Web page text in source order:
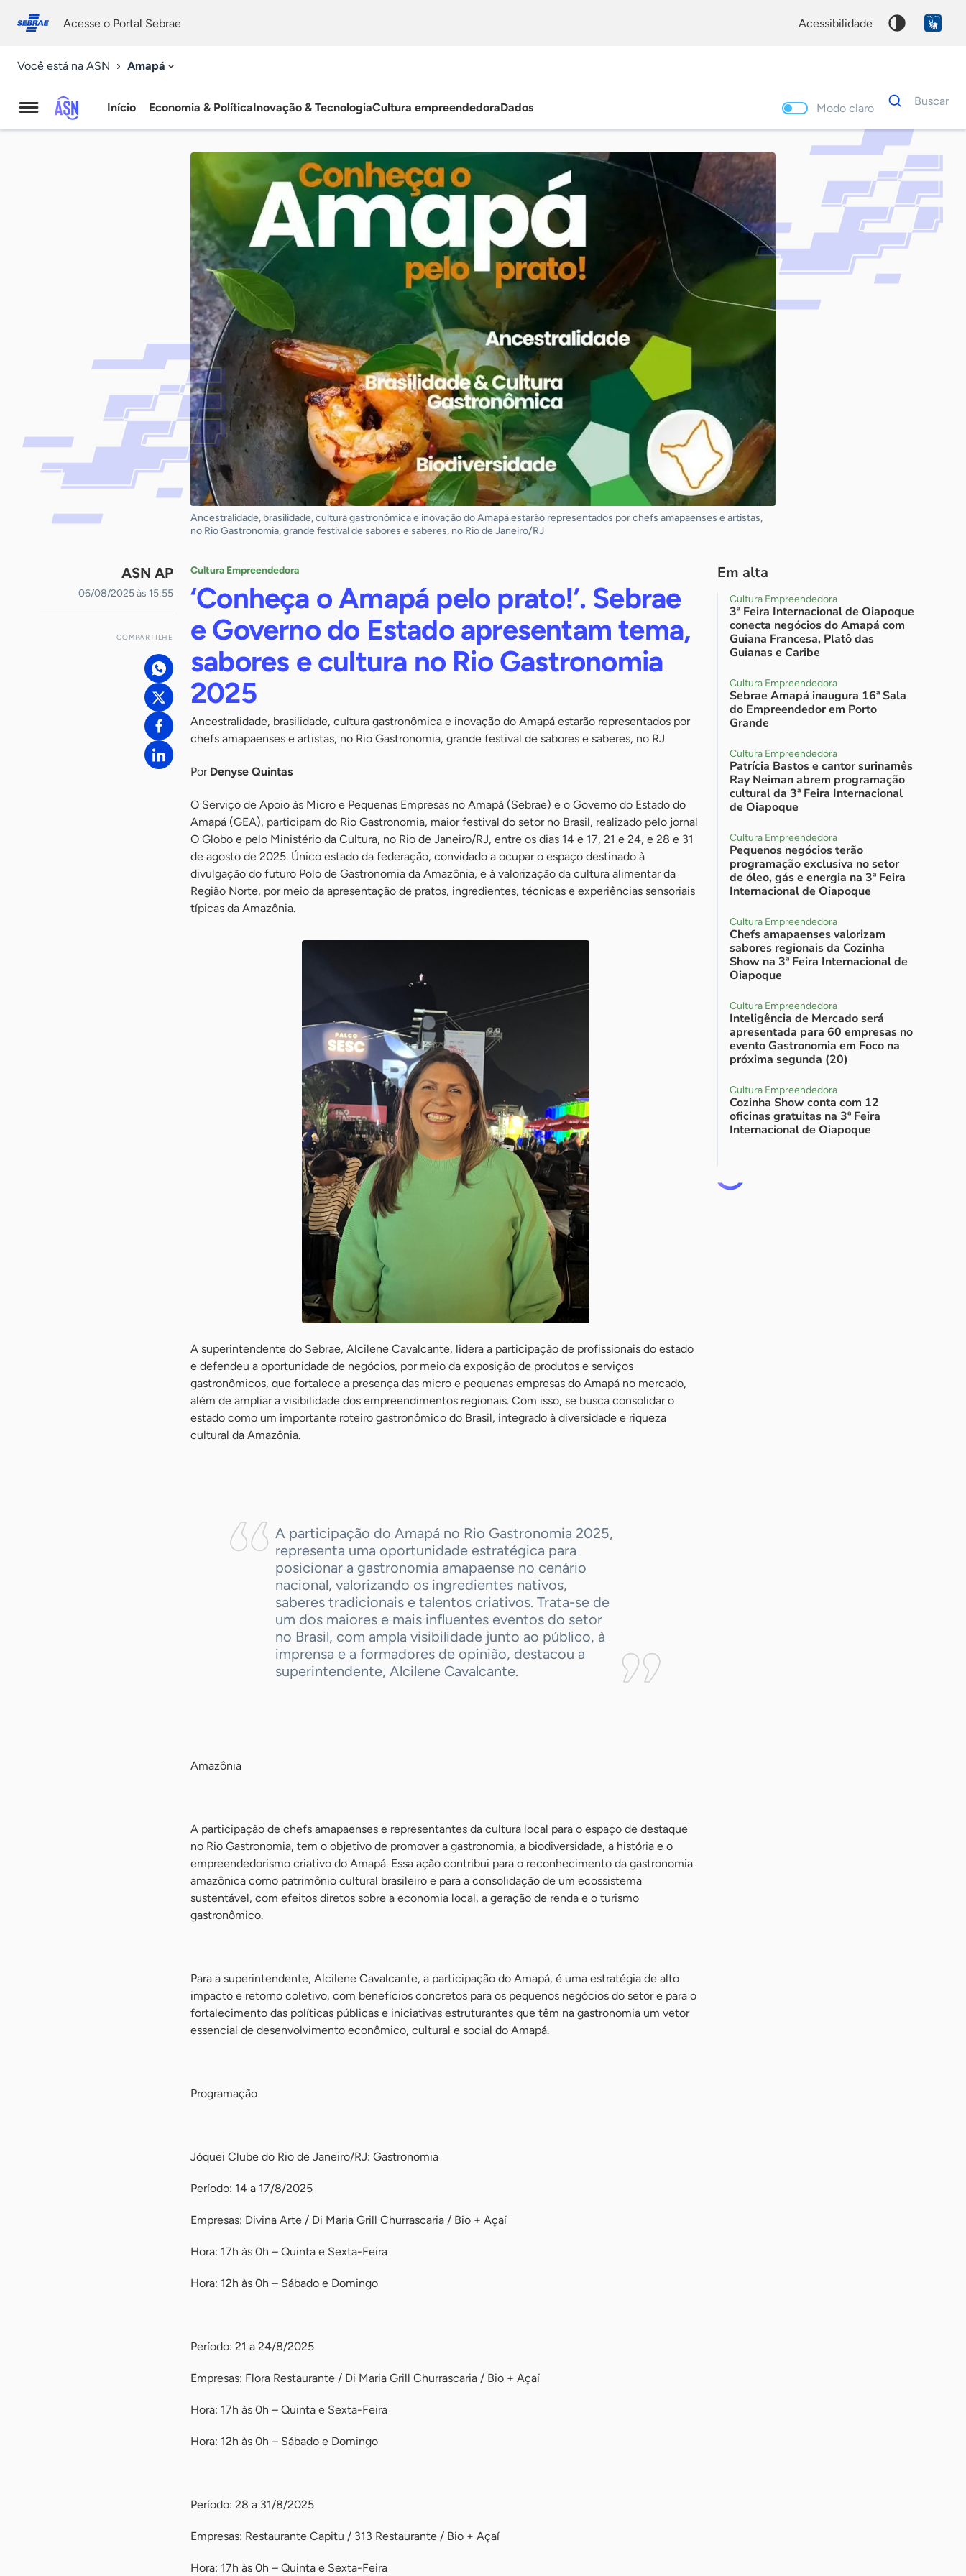
conosco
Acesse o Portal Sebrae acessibilidade
Você está na ASN Amapá
Agência
Início Economia & PolíticaInovação & TecnologiaCultura empreendedoraDados Modo claro
Dados
para
Buscar
Palavra
chave
Ancestralidade, brasilidade, cultura gastronômica e inovação do Amapá estarão representados por chefs amapaenses e artistas,
no Rio Gastronomia, grande festival de sabores e saberes, no Rio de Janeiro/RJ
ASN AP
06/08/2025 às 15:55
COMPARTILHE
Cultura Empreendedora
‘Conheça o Amapá pelo prato!’. Sebrae
e Governo do Estado apresentam tema,
sabores e cultura no Rio Gastronomia
2025
Ancestralidade, brasilidade, cultura gastronômica e inovação do Amapá estarão representados por
chefs amapaenses e artistas, no Rio Gastronomia, grande festival de sabores e saberes, no RJ
Por Denyse Quintas
O Serviço de Apoio às Micro e Pequenas Empresas no Amapá (Sebrae) e o Governo do Estado do
Amapá (GEA), participam do Rio Gastronomia, maior festival do setor no Brasil, realizado pelo jornal
O Globo e pelo Ministério da Cultura, no Rio de Janeiro/RJ, entre os dias 14 e 17, 21 e 24, e 28 e 31
de agosto de 2025. Único estado da federação, convidado a ocupar o espaço destinado à
divulgação do futuro Polo de Gastronomia da Amazônia, e à valorização da cultura alimentar da
Região Norte, por meio da apresentação de pratos, ingredientes, técnicas e experiências sensoriais
típicas da Amazônia.
A superintendente do Sebrae, Alcilene Cavalcante, lidera a participação de profissionais do estado
e defendeu a oportunidade de negócios, por meio da exposição de produtos e serviços
gastronômicos, que fortalece a presença das micro e pequenas empresas do Amapá no mercado,
além de ampliar a visibilidade dos empreendimentos regionais. Com isso, se busca consolidar o
estado como um importante roteiro gastronômico do Brasil, integrado à diversidade e riqueza
cultural da Amazônia.
A participação do Amapá no Rio Gastronomia 2025,
representa uma oportunidade estratégica para
posicionar a gastronomia amapaense no cenário
nacional, valorizando os ingredientes nativos,
saberes tradicionais e talentos criativos. Trata-se de
um dos maiores e mais influentes eventos do setor
no Brasil, com ampla visibilidade junto ao público, à
imprensa e a formadores de opinião, destacou a
superintendente, Alcilene Cavalcante.
Amazônia
A participação de chefs amapaenses e representantes da cultura local para o espaço de destaque
no Rio Gastronomia, tem o objetivo de promover a gastronomia, a biodiversidade, a história e o
empreendedorismo criativo do Amapá. Essa ação contribui para o reconhecimento da gastronomia
amazônica como patrimônio cultural brasileiro e para a consolidação de um ecossistema
sustentável, com efeitos diretos sobre a economia local, a geração de renda e o turismo
gastronômico.
Para a superintendente, Alcilene Cavalcante, a participação do Amapá, é uma estratégia de alto
impacto e retorno coletivo, com benefícios concretos para os pequenos negócios do setor e para o
fortalecimento das políticas públicas e iniciativas estruturantes que têm na gastronomia um vetor
essencial de desenvolvimento econômico, cultural e social do Amapá.
Programação
Jóquei Clube do Rio de Janeiro/RJ: Gastronomia
Período: 14 a 17/8/2025
Empresas: Divina Arte / Di Maria Grill Churrascaria / Bio + Açaí
Hora: 17h às 0h – Quinta e Sexta-Feira
Hora: 12h às 0h – Sábado e Domingo
Período: 21 a 24/8/2025
Empresas: Flora Restaurante / Di Maria Grill Churrascaria / Bio + Açaí
Hora: 17h às 0h – Quinta e Sexta-Feira
Hora: 12h às 0h – Sábado e Domingo
Período: 28 a 31/8/2025
Empresas: Restaurante Capitu / 313 Restaurante / Bio + Açaí
Hora: 17h às 0h – Quinta e Sexta-Feira
Em alta
Cultura Empreendedora
3ª Feira Internacional de Oiapoque
conecta negócios do Amapá com
Guiana Francesa, Platô das
Guianas e Caribe
Cultura Empreendedora
Sebrae Amapá inaugura 16ª Sala
do Empreendedor em Porto
Grande
Cultura Empreendedora
Patrícia Bastos e cantor surinamês
Ray Neiman abrem programação
cultural da 3ª Feira Internacional
de Oiapoque
Cultura Empreendedora
Pequenos negócios terão
programação exclusiva no setor
de óleo, gás e energia na 3ª Feira
Internacional de Oiapoque
Cultura Empreendedora
Chefs amapaenses valorizam
sabores regionais da Cozinha
Show na 3ª Feira Internacional de
Oiapoque
Cultura Empreendedora
Inteligência de Mercado será
apresentada para 60 empresas no
evento Gastronomia em Foco na
próxima segunda (20)
Cultura Empreendedora
Cozinha Show conta com 12
oficinas gratuitas na 3ª Feira
Internacional de Oiapoque